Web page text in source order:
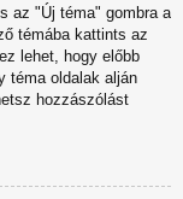
az "Új téma" gombra a
témába kattints az
lehet, hogy előbb
téma oldalak alján
hozzászólást